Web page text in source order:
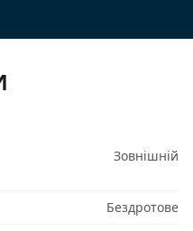
Зовнішній
Бездротове